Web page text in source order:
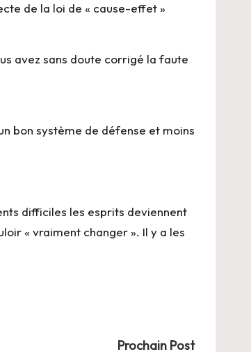
de la loi de « cause-effet »
avez sans doute corrigé la faute
bon système de défense et moins
difficiles les esprits deviennent
« vraiment changer ». Il y a les
Prochain Post